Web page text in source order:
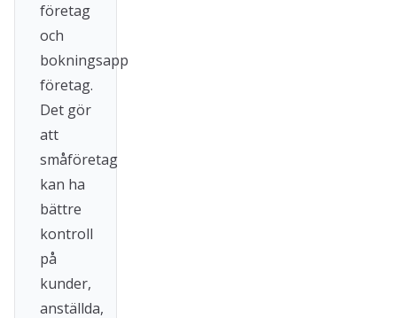
företag
och
bokningsapp
företag.
Det gör
att
småföretag
kan ha
bättre
kontroll
på
kunder,
anställda,